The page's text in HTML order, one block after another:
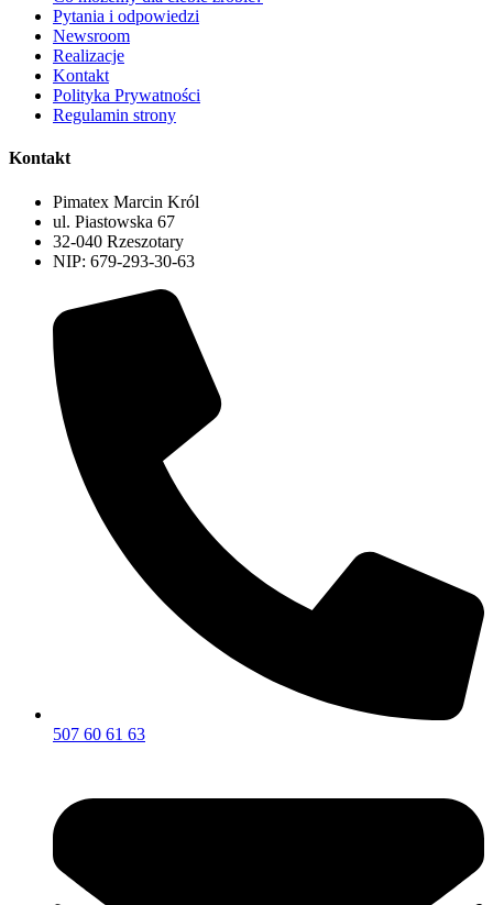
Pytania i odpowiedzi
Newsroom
Realizacje
Kontakt
Polityka Prywatności
Regulamin strony
Kontakt
Pimatex Marcin Król
ul. Piastowska 67
32-040 Rzeszotary
NIP: 679-293-30-63
507 60 61 63